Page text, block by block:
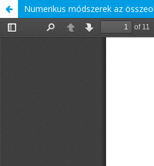
Numerikus módszerek az